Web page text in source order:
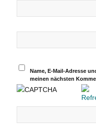
Name, E-Mail-Adresse
meinen nächsten